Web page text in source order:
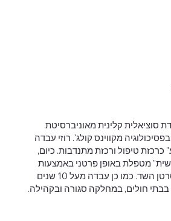
סוציאלית קלינית מאוניברסיטת
אדלפיי בניו יורק ו BA בפסיכולוגיה מקווינס קולג'. רוזי עבדה
טיפול ורכזת מתנדבות. כיום,
מטפלת באופן פרטני באמצעות
סקייפ בנשים חולות סרטן השד. כמו כן עבדה מעל 10 שנים
חולים, במחלקה סגורה ובקהילה.